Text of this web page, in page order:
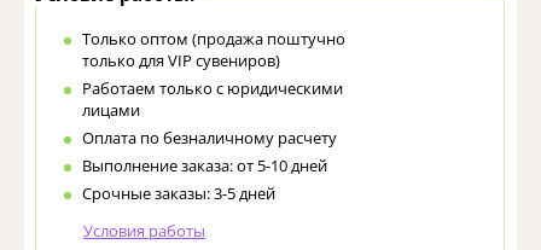
Только оптом (продажа поштучно
только для VIP сувениров)
Работаем только с юридическими
лицами
Оплата по безналичному расчету
Выполнение заказа: от 5-10 дней
Срочные заказы: 3-5 дней
Условия работы